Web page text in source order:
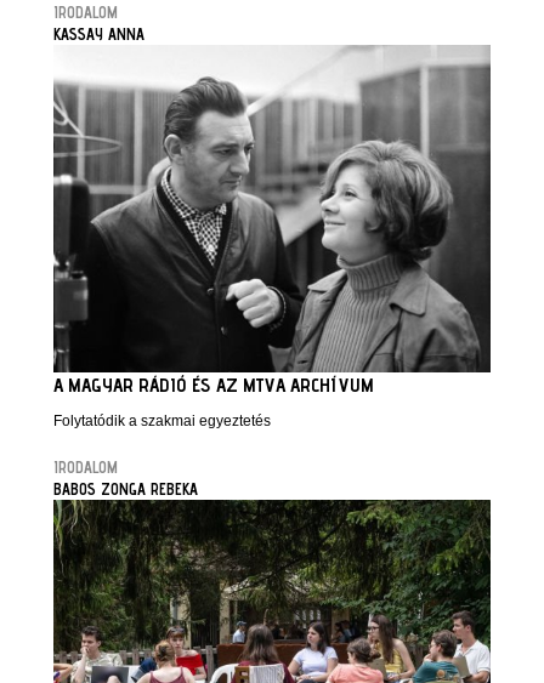
IRODALOM
KASSAY ANNA
A MAGYAR RÁDIÓ ÉS AZ MTVA ARCHÍVUM
Folytatódik a szakmai egyeztetés
IRODALOM
BABOS ZONGA REBEKA